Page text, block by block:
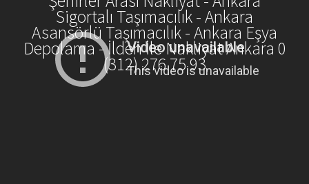
Sigortalı Taşımacılık - Ankara
Asansörlü Taşımacılık - Ankara Eşya
Depolama - İlden İle Nakliyat Ankara 0
(312) 276 75 93